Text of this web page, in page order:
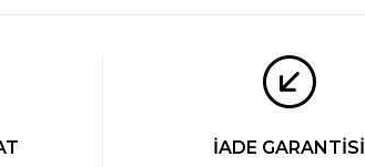
1.269 TL
İADE GARANTİSİ